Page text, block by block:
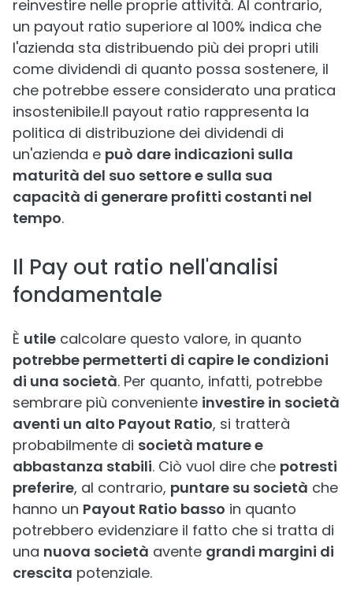
reinvestire nelle proprie attività. Al contrario,
un payout ratio superiore al 100% indica che
l'azienda sta distribuendo più dei propri utili
come dividendi di quanto possa sostenere, il
che potrebbe essere considerato una pratica
insostenibile.Il payout ratio rappresenta la
politica di distribuzione dei dividendi di
un'azienda e può dare indicazioni sulla
maturità del suo settore e sulla sua
capacità di generare profitti costanti nel
tempo.
Il Pay out ratio nell'analisi
fondamentale
È utile calcolare questo valore, in quanto
potrebbe permetterti di capire le condizioni
di una società. Per quanto, infatti, potrebbe
sembrare più conveniente investire in società
aventi un alto Payout Ratio, si tratterà
probabilmente di società mature e
abbastanza stabili. Ciò vuol dire che potresti
preferire, al contrario, puntare su società che
hanno un Payout Ratio basso in quanto
potrebbero evidenziare il fatto che si tratta di
una nuova società avente grandi margini di
crescita potenziale.